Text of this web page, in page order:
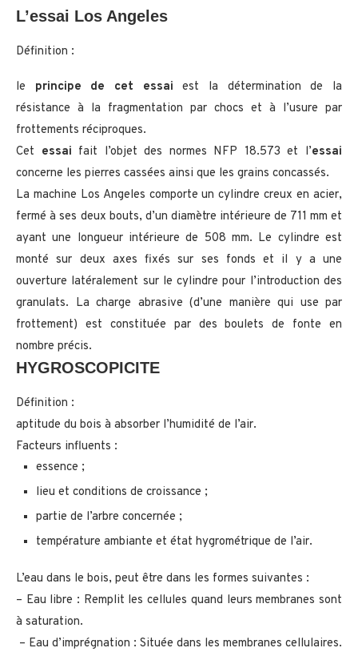
L’essai Los Angeles
Définition :
le principe de cet essai est la détermination de la
résistance à la fragmentation par chocs et à l’usure par
frottements réciproques.
Cet essai fait l’objet des normes NFP 18.573 et l’essai
concerne les pierres cassées ainsi que les grains concassés.
La machine Los Angeles comporte un cylindre creux en acier,
fermé à ses deux bouts, d’un diamètre intérieure de 711 mm et
ayant une longueur intérieure de 508 mm. Le cylindre est
monté sur deux axes fixés sur ses fonds et il y a une
ouverture latéralement sur le cylindre pour l’introduction des
granulats. La charge abrasive (d’une manière qui use par
frottement) est constituée par des boulets de fonte en
nombre précis.
HYGROSCOPICITE
Définition :
aptitude du bois à absorber l’humidité de l’air.
Facteurs influents :
essence ;
lieu et conditions de croissance ;
partie de l’arbre concernée ;
température ambiante et état hygrométrique de l’air.
L’eau dans le bois, peut être dans les formes suivantes :
– Eau libre : Remplit les cellules quand leurs membranes sont
à saturation.
– Eau d’imprégnation : Située dans les membranes cellulaires.